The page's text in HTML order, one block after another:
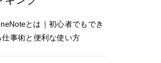
とは｜初心者でもでき
仕事術と便利な使い方